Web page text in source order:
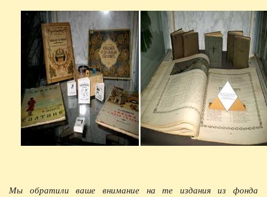
Мы обратили ваше внимание на те издания из фонда